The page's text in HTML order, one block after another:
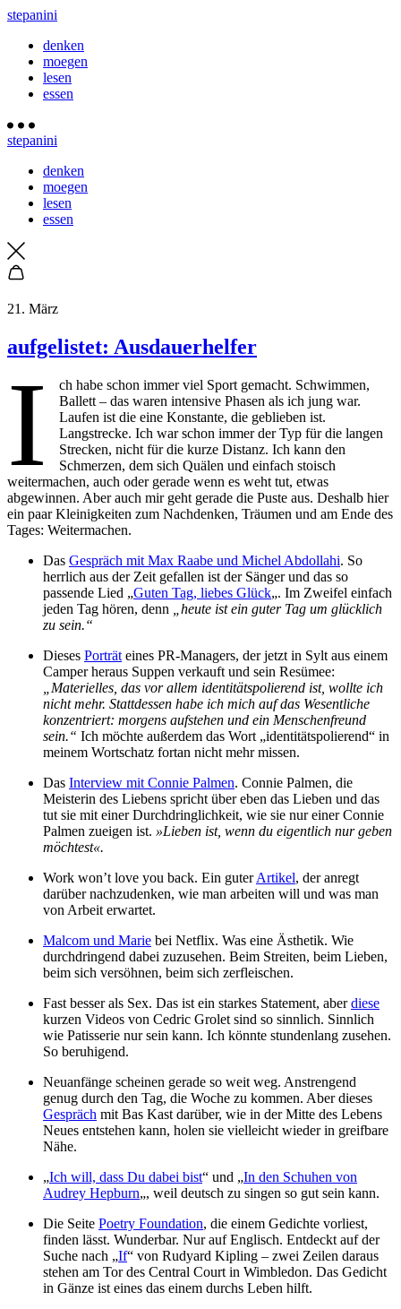
stepanini
denken
moegen
lesen
essen
stepanini
denken
moegen
lesen
essen
21. März
aufgelistet: Ausdauerhelfer
I
ch habe schon immer viel Sport gemacht. Schwimmen,
Ballett – das waren intensive Phasen als ich jung war.
Laufen ist die eine Konstante, die geblieben ist.
Langstrecke. Ich war schon immer der Typ für die langen
Strecken, nicht für die kurze Distanz. Ich kann den
Schmerzen, dem sich Quälen und einfach stoisch
weitermachen, auch oder gerade wenn es weht tut, etwas
abgewinnen. Aber auch mir geht gerade die Puste aus. Deshalb hier
ein paar Kleinigkeiten zum Nachdenken, Träumen und am Ende des
Tages: Weitermachen.
Das Gespräch mit Max Raabe und Michel Abdollahi. So
herrlich aus der Zeit gefallen ist der Sänger und das so
passende Lied „Guten Tag, liebes Glück„. Im Zweifel einfach
jeden Tag hören, denn
„heute ist ein guter Tag um glücklich
zu sein.“
Dieses Porträt eines PR-Managers, der jetzt in Sylt aus einem
Camper heraus Suppen verkauft und sein Resümee:
„Materielles, das vor allem identitätspolierend ist, wollte ich
nicht mehr. Stattdessen habe ich mich auf das Wesentliche
konzentriert: morgens aufstehen und ein Menschenfreund
sein.“ Ich möchte außerdem das Wort „identitätspolierend“ in
meinem Wortschatz fortan nicht mehr missen.
Das Interview mit Connie Palmen. Connie Palmen, die
Meisterin des Liebens spricht über eben das Lieben und das
tut sie mit einer Durchdringlichkeit, wie sie nur einer Connie
Palmen zueigen ist. »Lieben ist, wenn du eigentlich nur geben
möchtest«.
Work won’t love you back. Ein guterArtikel, der anregt
darüber nachzudenken, wie man arbeiten will und was man
von Arbeit erwartet.
Malcom und Marie bei Netflix. Was eine Ästhetik. Wie
durchdringend dabei zuzusehen. Beim Streiten, beim Lieben,
beim sich versöhnen, beim sich zerfleischen.
Fast besser als Sex. Das ist ein starkes Statement, aberdiese
kurzen Videos von Cedric Grolet sind so sinnlich. Sinnlich
wie Patisserie nur sein kann. Ich könnte stundenlang zusehen.
So beruhigend.
Neuanfänge scheinen gerade so weit weg. Anstrengend
genug durch den Tag, die Woche zu kommen. Aber dieses
Gespräch mit Bas Kast darüber, wie in der Mitte des Lebens
Neues entstehen kann, holen sie vielleicht wieder in greifbare
Nähe.
„Ich will, dass Du dabei bist“ und „In den Schuhen von
Audrey Hepburn„, weil deutsch zu singen so gut sein kann.
Die Seite Poetry Foundation, die einem Gedichte vorliest,
finden lässt. Wunderbar. Nur auf Englisch. Entdeckt auf der
Suche nach „If“ von Rudyard Kipling – zwei Zeilen daraus
stehen am Tor des Central Court in Wimbledon. Das Gedicht
in Gänze ist eines das einem durchs Leben hilft.